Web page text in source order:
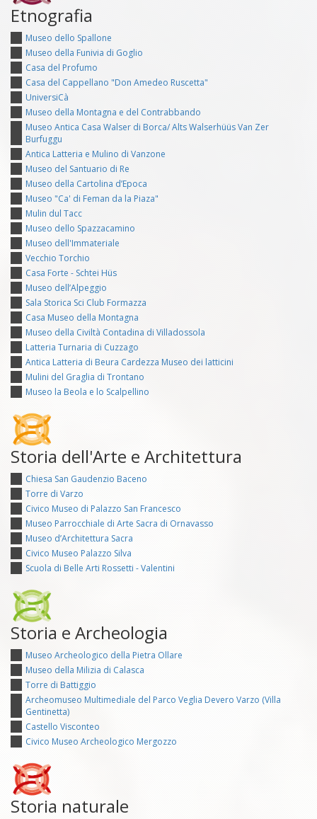
Etnografia
Museo dello Spallone
Museo della Funivia di Goglio
Casa del Profumo
Casa del Cappellano "Don Amedeo Ruscetta"
UniversiCà
Museo della Montagna e del Contrabbando
Museo Antica Casa Walser di Borca/ Alts Walserhüüs Van Zer
Burfuggu
Antica Latteria e Mulino di Vanzone
Museo del Santuario di Re
Museo della Cartolina d’Epoca
Museo "Ca' di Feman da la Piaza"
Mulin dul Tacc
Museo dello Spazzacamino
Museo dell'Immateriale
Vecchio Torchio
Casa Forte - Schtei Hüs
Museo dell’Alpeggio
Sala Storica Sci Club Formazza
Casa Museo della Montagna
Museo della Civiltà Contadina di Villadossola
Latteria Turnaria di Cuzzago
Antica Latteria di Beura Cardezza Museo dei latticini
Mulini del Graglia di Trontano
Museo la Beola e lo Scalpellino
Storia dell'Arte e Architettura
Chiesa San Gaudenzio Baceno
Torre di Varzo
Civico Museo di Palazzo San Francesco
Museo Parrocchiale di Arte Sacra di Ornavasso
Museo d’Architettura Sacra
Civico Museo Palazzo Silva
Scuola di Belle Arti Rossetti - Valentini
Storia e Archeologia
Museo Archeologico della Pietra Ollare
Museo della Milizia di Calasca
Torre di Battiggio
Archeomuseo Multimediale del Parco Veglia Devero Varzo (Villa
Gentinetta)
Castello Visconteo
Civico Museo Archeologico Mergozzo
Storia naturale